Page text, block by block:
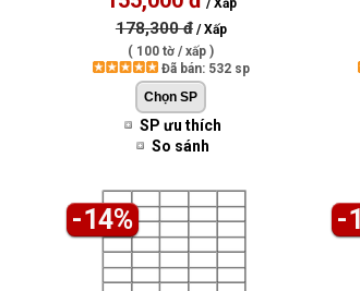
/ Xấp
178,300 đ/ Xấp
( 100 tờ / xấp )
Đã bán: 532 sp
SP ưu thích
So sánh
-14% -